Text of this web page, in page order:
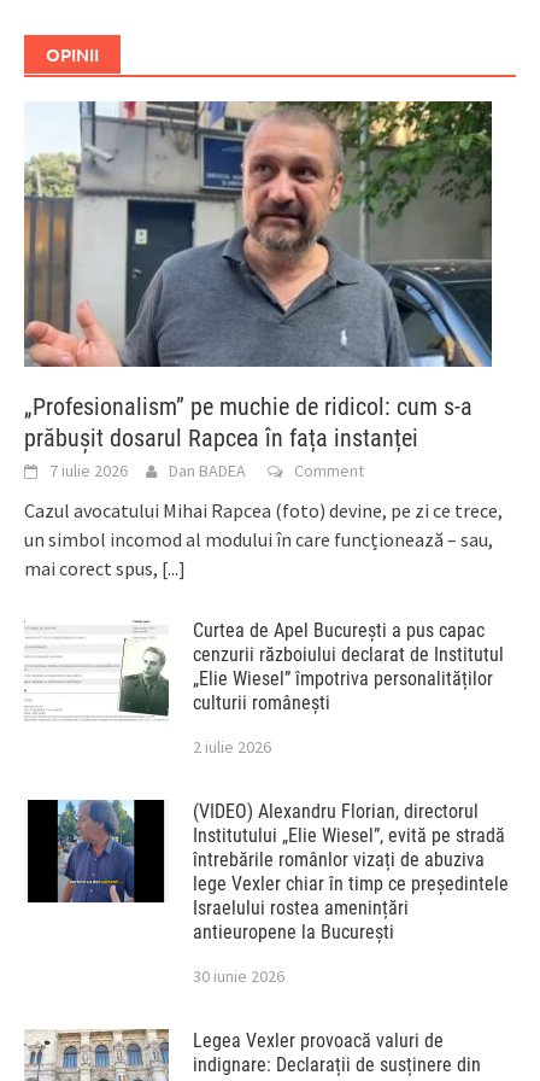
OPINII
„Profesionalism” pe muchie de ridicol: cum s-a
prăbușit dosarul Rapcea în fața instanței
7 iulie 2026 Dan BADEA Comment
Cazul avocatului Mihai Rapcea (foto) devine, pe zi ce trece,
un simbol incomod al modului în care funcționează – sau,
mai corect spus, [...]
Curtea de Apel București a pus capac
cenzurii războiului declarat de Institutul
„Elie Wiesel” împotriva personalităților
culturii românești
2 iulie 2026
(VIDEO) Alexandru Florian, directorul
Institutului „Elie Wiesel”, evită pe stradă
întrebările românlor vizați de abuziva
lege Vexler chiar în timp ce președintele
Israelului rostea amenințări
antieuropene la București
30 iunie 2026
Legea Vexler provoacă valuri de
indignare: Declarații de susținere din